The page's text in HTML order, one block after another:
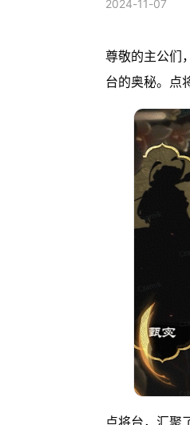
2024-11-07
尊敬的主公们
台的奥秘。点